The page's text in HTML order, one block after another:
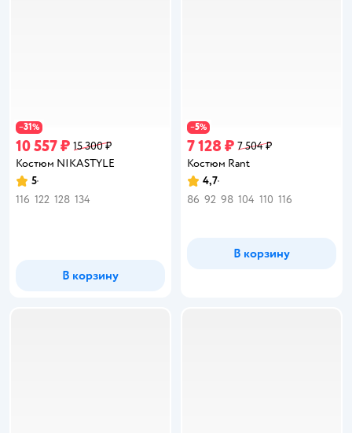
−31%
10 557 ₽ 15 300 ₽
Костюм NIKASTYLE
Рейтинг:
5
116 122 128 134
В корзину
−5%
7 128 ₽ 7 504 ₽
Костюм Rant
Рейтинг:
4,7
86 92 98 104 110 116
В корзину